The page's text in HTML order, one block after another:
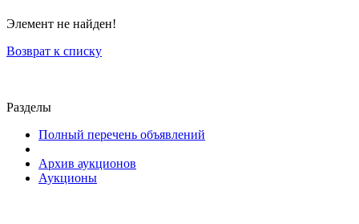
Элемент не найден!
Возврат к списку
Разделы
Полный перечень объявлений
Архив аукционов
Аукционы